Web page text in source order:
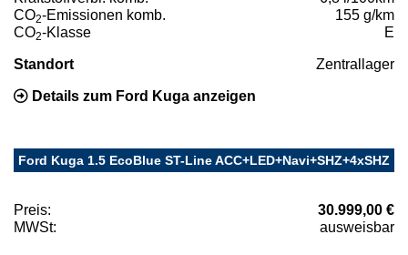
CO2-Emissionen komb.
155 g/km
CO2-Klasse E
Standort Zentrallager
Details zum Ford Kuga anzeigen
Ford Kuga 1.5 EcoBlue ST-Line ACC+LED+Navi+SHZ+4xSHZ
Preis:
30.999,00 €
MWSt:
ausweisbar